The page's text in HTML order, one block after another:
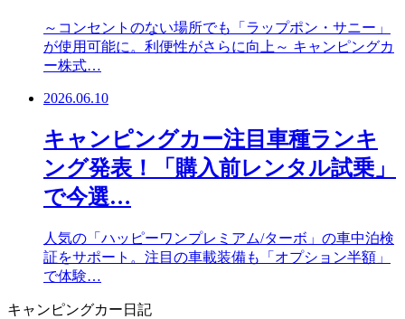
～コンセントのない場所でも「ラップポン・サニー」
が使用可能に。利便性がさらに向上～ キャンピングカ
ー株式…
2026.06.10
キャンピングカー注目車種ランキ
ング発表！「購入前レンタル試乗」
で今選…
人気の「ハッピーワンプレミアム/ターボ」の車中泊検
証をサポート。注目の車載装備も「オプション半額」
で体験…
キャンピングカー日記